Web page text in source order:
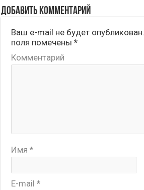
Добавить комментарий
Ваш e-mail не будет опубликован.
поля помечены*
Комментарий
Имя*
E-mail*